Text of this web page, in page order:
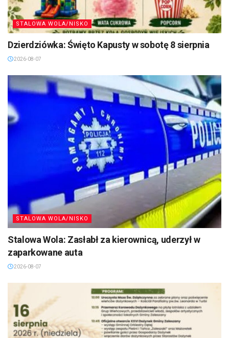
STALOWA WOLA/NISKO
Dzierdziówka: Święto Kapusty w sobotę 8 sierpnia
2026-08-07
STALOWA WOLA/NISKO
Stalowa Wola: Zasłabł za kierownicą, uderzył w
zaparkowane auta
2026-08-07